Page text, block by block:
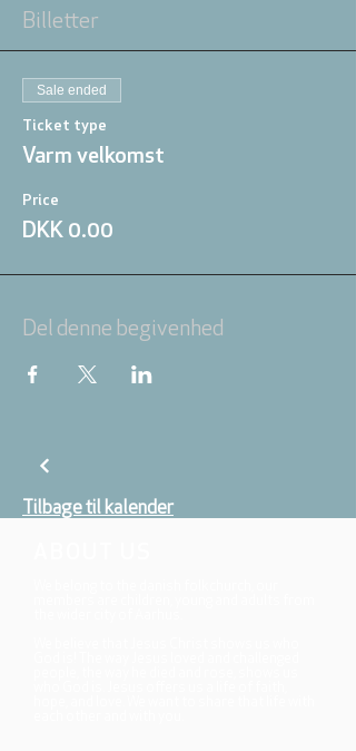
Billetter
Sale ended
Ticket type
Varm velkomst
Price
DKK 0.00
Del denne begivenhed
Tilbage til kalender